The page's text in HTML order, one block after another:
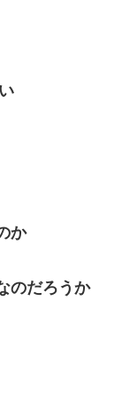
か
のだろうか